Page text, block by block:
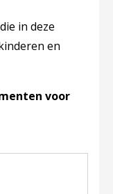
in deze
en
voor